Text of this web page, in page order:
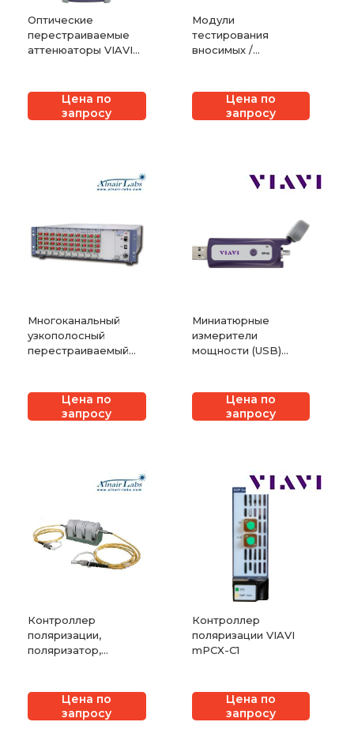
Оптические
перестраиваемые
аттенюаторы VIAVI
Цена по
запросу
Модули
тестирования
вносимых /
Цена по
запросу
Многоканальный
узкополосный
перестраиваемый
Цена по
запросу
Миниатюрные
измерители
мощности (USB)
Цена по
запросу
Контроллер
поляризации,
поляризатор,
переменный серии
Цена по
запросу
Контроллер
поляризации VIAVI
mPCX-C1
Цена по
запросу